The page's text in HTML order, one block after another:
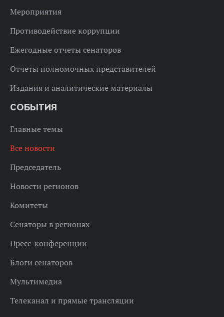
Мероприятия
Противодействие коррупции
Ежегодные отчеты сенаторов
Отчеты полномочных представителей
Издания и аналитические материалы
СОБЫТИЯ
Главные темы
Все новости
Председатель
Новости регионов
Комитеты
Сенаторы в регионах
Пресс-конференции
Блоги сенаторов
Мультимедиа
Телеканал и прямые трансляции